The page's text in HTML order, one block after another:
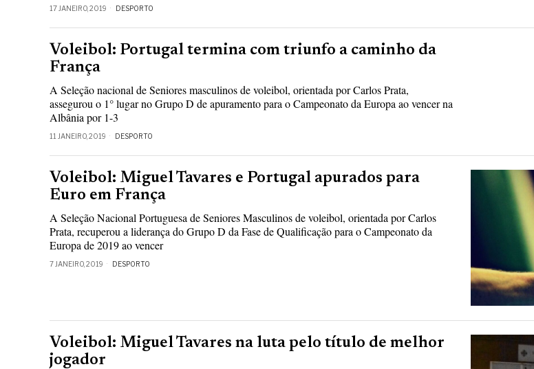
17 JANEIRO, 2019 DESPORTO
Voleibol: Portugal termina com triunfo a caminho da
França
A Seleção nacional de Seniores masculinos de voleibol, orientada por Carlos Prata,
assegurou o 1° lugar no Grupo D de apuramento para o Campeonato da Europa ao vencer na
Albânia por 1-3
11 JANEIRO, 2019 DESPORTO
Voleibol: Miguel Tavares e Portugal apurados para
Euro em França
A Seleção Nacional Portuguesa de Seniores Masculinos de voleibol, orientada por Carlos
Prata, recuperou a liderança do Grupo D da Fase de Qualificação para o Campeonato da
Europa de 2019 ao vencer
7 JANEIRO, 2019 DESPORTO
Voleibol: Miguel Tavares na luta pelo título de melhor
jogador